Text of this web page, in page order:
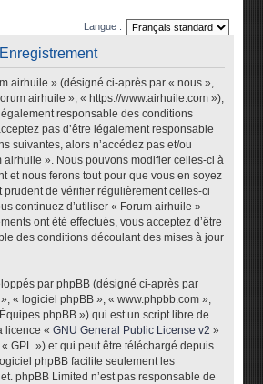
Langue :
airhuile » (désigné ci-après par « nous »,
airhuile », « https://www.airhuile.com »),
responsable des conditions
pas d’être légalement responsable
suivantes, alors n’accédez pas et/ou
airhuile ». Nous pouvons modifier celles-ci à
et nous ferons tout pour que vous en soyez
prudent de vérifier régulièrement celles-ci
continuez d’utiliser « Forum airhuile »
ont été effectués, vous acceptez d’être
des conditions découlant des mises à jour
par phpBB (désigné ci-après par
« logiciel phpBB », « www.phpbb.com »,
phpBB ») qui est un script libre de
licence «GNU General Public License v2 »
GPL ») et qui peut être téléchargé depuis
phpBB facilite seulement les
phpBB Limited n’est pas responsable de